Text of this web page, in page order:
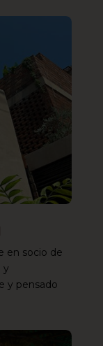
en socio de
y
y pensado